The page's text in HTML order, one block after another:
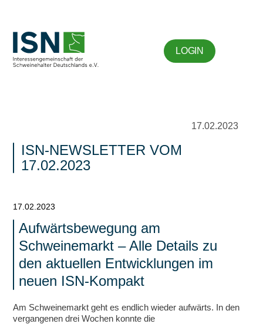
LOGIN
17.02.2023
ISN-NEWSLETTER VOM
17.02.2023
17.02.2023
Aufwärtsbewegung am
Schweinemarkt – Alle Details zu
den aktuellen Entwicklungen im
neuen ISN-Kompakt
Am Schweinemarkt geht es endlich wieder aufwärts. In den
vergangenen drei Wochen konnte die